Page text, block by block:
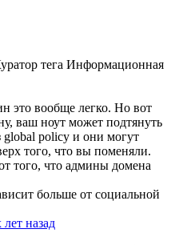
тега Информационная
это вообще легко. Но вот
ваш ноут может подтянуть
global policy и они могут
того, что вы поменяли.
того, что админы домена
больше от социальной
лет назад